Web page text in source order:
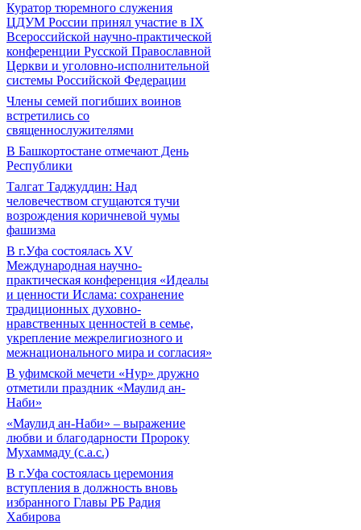
Куратор тюремного служения
ЦДУМ России принял участие в IX
Всероссийской научно-практической
конференции Русской Православной
Церкви и уголовно-исполнительной
системы Российской Федерации
Члены семей погибших воинов
встретились со
священнослужителями
В Башкортостане отмечают День
Республики
Талгат Таджуддин: Над
человечеством сгущаются тучи
возрождения коричневой чумы
фашизма
В г.Уфа состоялась XV
Международная научно-
практическая конференция «Идеалы
и ценности Ислама: сохранение
традиционных духовно-
нравственных ценностей в семье,
укрепление межрелигиозного и
межнационального мира и согласия»
В уфимской мечети «Нур» дружно
отметили праздник «Маулид ан-
Наби»
«Маулид ан-Наби» – выражение
любви и благодарности Пророку
Мухаммаду (с.а.с.)
В г.Уфа состоялась церемония
вступления в должность вновь
избранного Главы РБ Радия
Хабирова